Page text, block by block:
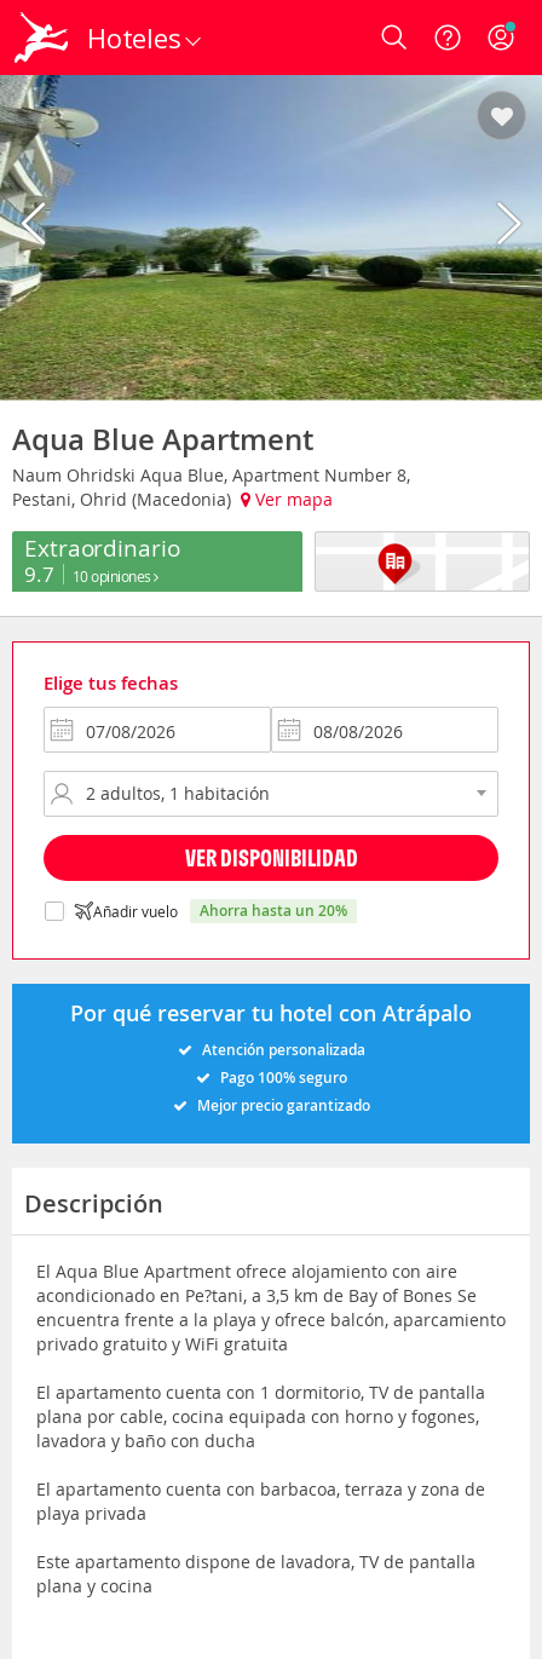
Hoteles Login
Aqua Blue Apartment
Naum Ohridski Aqua Blue, Apartment Number 8,
Pestani, Ohrid (Macedonia)
Ver mapa
Extraordinario
9.7 10 opiniones
Elige tus fechas
VER DISPONIBILIDAD
Añadir vuelo ahorra hasta un 20%
Por qué reservar tu hotel con Atrápalo
Atención personalizada
Pago 100% seguro
Mejor precio garantizado
Descripción
El Aqua Blue Apartment ofrece alojamiento con aire
acondicionado en Pe?tani, a 3,5 km de Bay of Bones Se
encuentra frente a la playa y ofrece balcón, aparcamiento
privado gratuito y WiFi gratuita
El apartamento cuenta con 1 dormitorio, TV de pantalla
plana por cable, cocina equipada con horno y fogones,
lavadora y baño con ducha
El apartamento cuenta con barbacoa, terraza y zona de
playa privada
Este apartamento dispone de lavadora, TV de pantalla
plana y cocina